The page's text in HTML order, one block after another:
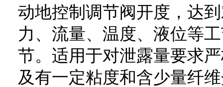
动地控制调节阀开度，达
力、流量、温度、液位等
节。适用于对泄露量要求
及有一定粘度和含少量纤